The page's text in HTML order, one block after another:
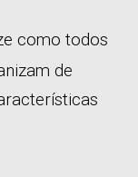
como todos
de